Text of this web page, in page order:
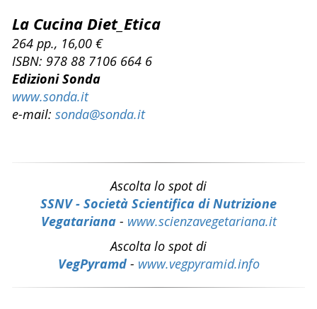
La Cucina Diet_Etica
264 pp., 16,00 €
ISBN: 978 88 7106 664 6
Edizioni Sonda
www.sonda.it
e-mail: sonda@sonda.it
Ascolta lo spot di
SSNV - Società Scientifica di Nutrizione
Vegatariana- www.scienzavegetariana.it
Ascolta lo spot di
VegPyramd- www.vegpyramid.info